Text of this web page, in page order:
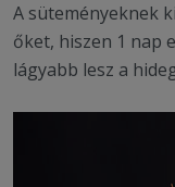
A süteményeknek
őket, hiszen 1 nap
lágyabb lesz a